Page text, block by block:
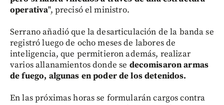
operativa", precisó el ministro.
Serrano añadió que la desarticulación de la banda se
registró luego de ocho meses de labores de
inteligencia, que permitieron además, realizar
varios allanamientos donde se decomisaron armas
de fuego, algunas en poder de los detenidos.
En las próximas horas se formularán cargos contra